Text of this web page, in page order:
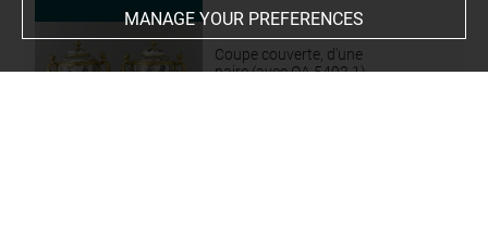
Coupe couverte, d'une
paire (avec OA 5492 1)
MANAGE YOUR PREFERENCES